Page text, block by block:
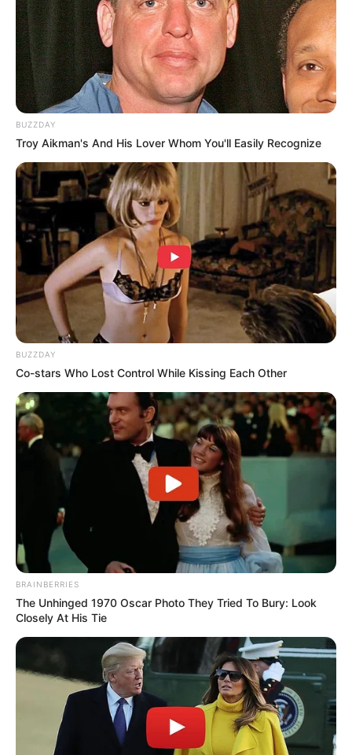
P.O Block B merupakan idolanya.
Bisa melakukan kesan suara The Quiett.
Bin meninggalkan grup pada tahun 2018, karena alasan yang
tidak jelas.
Sempat debut di Jepang dan Korea Selatan, karya HBY bisa
salahnya untuk tetap mendukung karir member HBY.
TAGS HBY IDOL GRUP
BUZZDAY
Troy Aikman's And His Lover Whom You'll Easily Recognize
BUZZDAY
Co-stars Who Lost Control While Kissing Each Other
BRAINBERRIES
The Unhinged 1970 Oscar Photo They Tried To Bury: Look
Closely At His Tie